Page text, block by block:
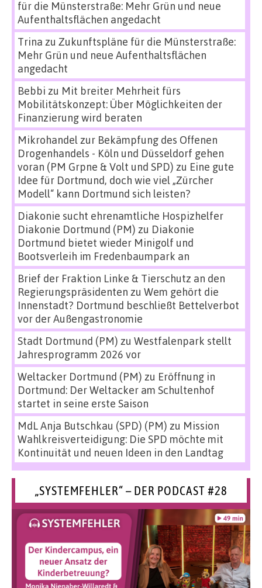
für die Münsterstraße: Mehr Grün und neue
Aufenthaltsflächen angedacht
Trina zu Zukunftspläne für die Münsterstraße:
Mehr Grün und neue Aufenthaltsflächen
angedacht
Bebbi zu Mit breiter Mehrheit fürs
Mobilitätskonzept: Über Möglichkeiten der
Finanzierung wird beraten
Mikrohandel zur Bekämpfung des Offenen
Drogenhandels - Köln und Düsseldorf gehen
voran (PM Grpne & Volt und SPD) zu Eine gute
Idee für Dortmund, doch wie viel „Zürcher
Modell“ kann Dortmund sich leisten?
Diakonie sucht ehrenamtliche Hospizhelfer
Diakonie Dortmund (PM) zu Diakonie
Dortmund bietet wieder Minigolf und
Bootsverleih im Fredenbaumpark an
Brief der Fraktion Linke & Tierschutz an den
Regierungspräsidenten zu Wem gehört die
Innenstadt? Dortmund beschließt Bettelverbot
vor der Außengastronomie
Stadt Dortmund (PM) zu Westfalenpark stellt
Jahresprogramm 2026 vor
Weltacker Dortmund (PM) zu Eröffnung in
Dortmund: Der Weltacker am Schultenhof
startet in seine erste Saison
MdL Anja Butschkau (SPD) (PM) zu Mission
Wahlkreisverteidigung: Die SPD möchte mit
Kontinuität und neuen Ideen in den Landtag
„SYSTEMFEHLER“ – DER PODCAST #28